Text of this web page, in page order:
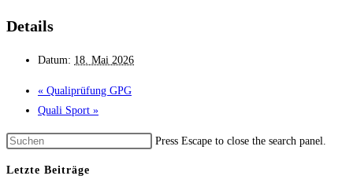
Details
Datum: 18. Mai 2026
« Qualiprüfung GPG
Quali Sport »
Press Escape to close the search panel.
Letzte Beiträge